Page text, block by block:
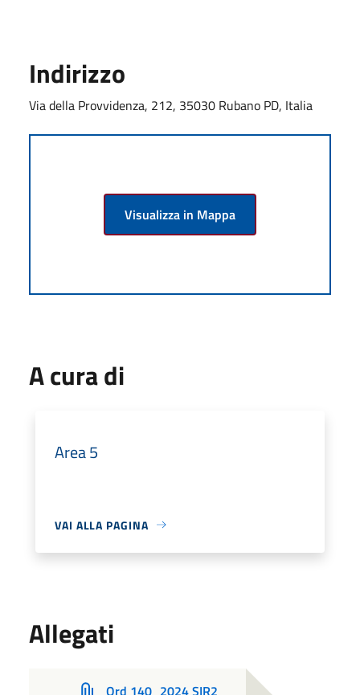
Indirizzo
Via della Provvidenza, 212, 35030 Rubano PD, Italia
Visualizza in Mappa
A cura di
Area 5
VAI ALLA PAGINA
Allegati
Ord 140_2024 SIR2